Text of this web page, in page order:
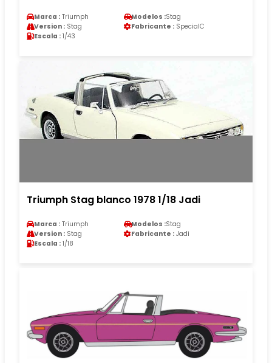
Marca : Triumph Modelos :Stag
Version : Stag Fabricante : SpecialC
Escala : 1/43
Triumph Stag blanco 1978 1/18 Jadi
Marca : Triumph Modelos :Stag
Version : Stag Fabricante : Jadi
Escala : 1/18